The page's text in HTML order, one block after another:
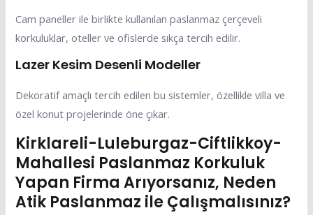
Cam paneller ile birlikte kullanılan paslanmaz çerçeveli
korkuluklar, oteller ve ofislerde sıkça tercih edilir.
Lazer Kesim Desenli Modeller
Dekoratif amaçlı tercih edilen bu sistemler, özellikle villa ve
özel konut projelerinde öne çıkar.
Kirklareli-Luleburgaz-Ciftlikkoy-
Mahallesi Paslanmaz Korkuluk
Yapan Firma Arıyorsanız, Neden
Atik Paslanmaz ile Çalışmalısınız?